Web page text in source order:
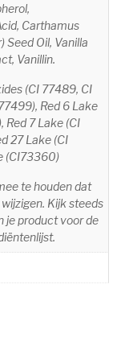
Carthamus
Seed Oil, Vanilla
Vanillin.
(CI 77489, CI
Red 6 Lake
Red 7 Lake (CI
27 Lake (CI
(CI73360)
te houden dat
Kijk steeds
je product voor de